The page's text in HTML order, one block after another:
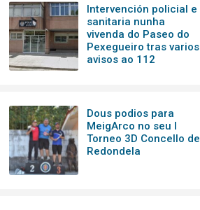
Intervención policial e
sanitaria nunha
vivenda do Paseo do
Pexegueiro tras varios
avisos ao 112
Dous podios para
MeigArco no seu I
Torneo 3D Concello de
Redondela